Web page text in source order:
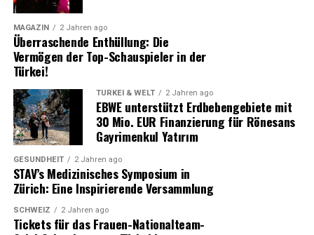
MAGAZIN 2 Jahren ago
Überraschende Enthüllung: Die
Vermögen der Top-Schauspieler in der
Türkei!
TÜRKEI & WELT 2 Jahren ago
EBWE unterstützt Erdbebengebiete mit
30 Mio. EUR Finanzierung für Rönesans
Gayrimenkul Yatırım
GESUNDHEIT 2 Jahren ago
STAV’s Medizinisches Symposium in
Zürich: Eine Inspirierende Versammlung
SCHWEIZ 2 Jahren ago
Tickets für das Frauen-Nationalteam-